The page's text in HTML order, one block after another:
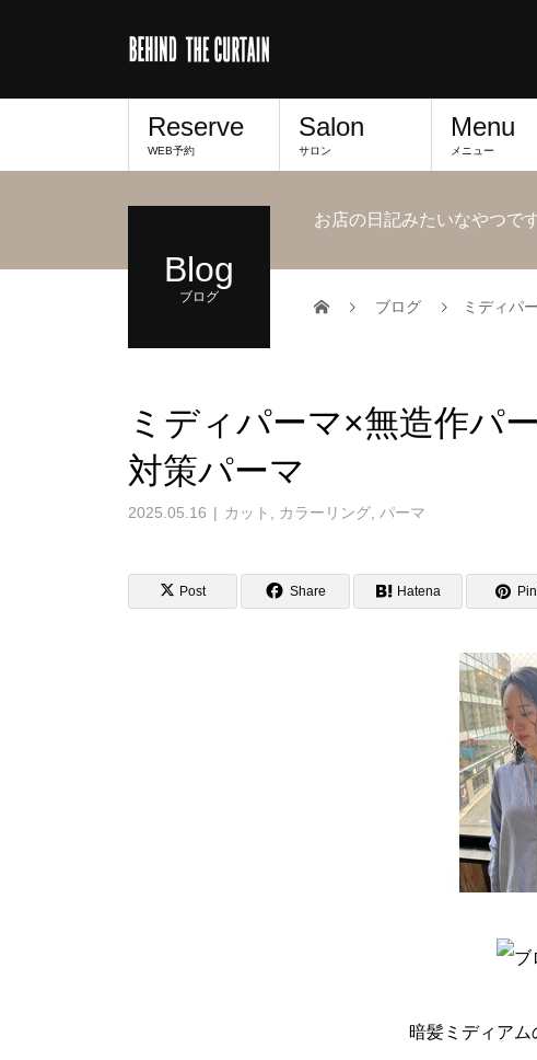
Reserve
WEB予約
Salon
サロン
Menu
メニュー
Blog
ブログ
お店の日記みたいなやつで
ブログ ミディパ
ミディパーマ×無造作パ
対策パーマ
2025.05.16 カット , カラーリング, パーマ
Post Share Hatena
暗髪ミディア